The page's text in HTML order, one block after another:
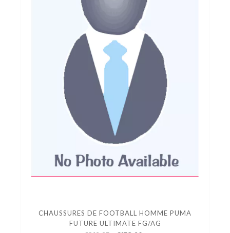
CHAUSSURES DE FOOTBALL HOMME PUMA
FUTURE ULTIMATE FG/AG